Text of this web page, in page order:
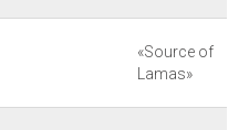
«Source of
Lamas»